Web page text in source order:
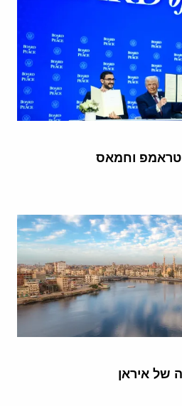
וחמאס
של איראן